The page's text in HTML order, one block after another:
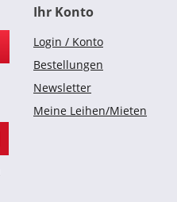
Ihr Konto
Login / Konto
Bestellungen
Newsletter
Meine Leihen/Mieten